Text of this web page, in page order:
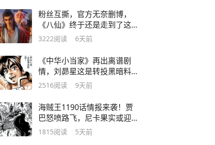
粉丝互撕，官方无奈删博，
《八仙》终于还是走到了这一
步吗？
3222阅读 6天前
《中华小当家》再出离谱剧
情，刘昴星这是转投黑暗料理
界了吗？
2516阅读 9天前
海贼王1190话情报来袭！贾
巴怒喷路飞，尼卡果实或迎来
重大升级
1815阅读 5天前